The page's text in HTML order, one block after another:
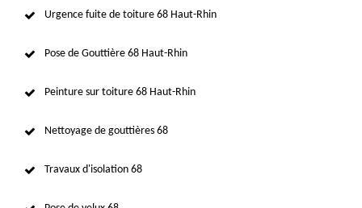
Urgence fuite de toiture 68 Haut-Rhin
Pose de Gouttière 68 Haut-Rhin
Peinture sur toiture 68 Haut-Rhin
Nettoyage de gouttières 68
Travaux d'isolation 68